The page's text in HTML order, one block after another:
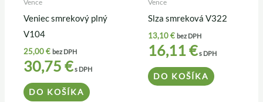
Vence
Veniec smrekový plný
V104
25,00€ bez DPH
30,75 €s DPH
DO KOŠÍKA
Vence
Slza smreková V322
13,10€ bez DPH
16,11€s DPH
DO KOŠÍKA